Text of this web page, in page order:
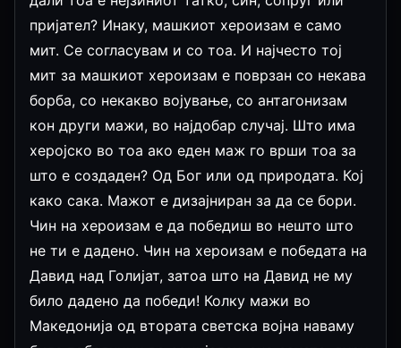
пријател? Инаку, машкиот хероизам е само
мит. Се согласувам и со тоа. И најчесто тој
мит за машкиот хероизам е поврзан со некава
борба, со некакво војување, со антагонизам
кон други мажи, во најдобар случај. Што има
херојско во тоа ако еден маж го врши тоа за
што е создаден? Од Бог или од природата. Кој
како сака. Мажот е дизајниран за да се бори.
Чин на хероизам е да победиш во нешто што
не ти е дадено. Чин на хероизам е победата на
Давид над Голијат, затоа што на Давид не му
било дадено да победи! Колку мажи во
Македонија од втората светска војна наваму